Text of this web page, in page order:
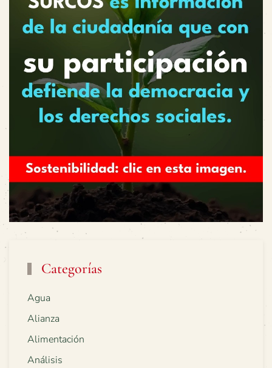
Categorías
Agua
Alianza
Alimentación
Análisis